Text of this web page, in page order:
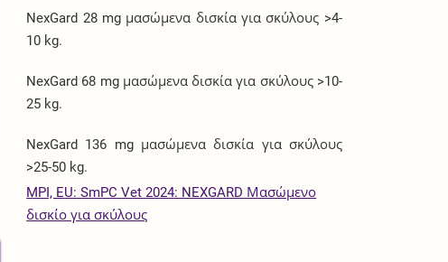
NexGard 28 mg μασώμενα δισκία για σκύλους >4-
10 kg.
NexGard 68 mg μασώμενα δισκία για σκύλους >10-
25 kg.
NexGard 136 mg μασώμενα δισκία για σκύλους
>25-50 kg.
MPI, EU: SmPC Vet 2024: NEXGARD Μασώμενο
δισκίο για σκύλους